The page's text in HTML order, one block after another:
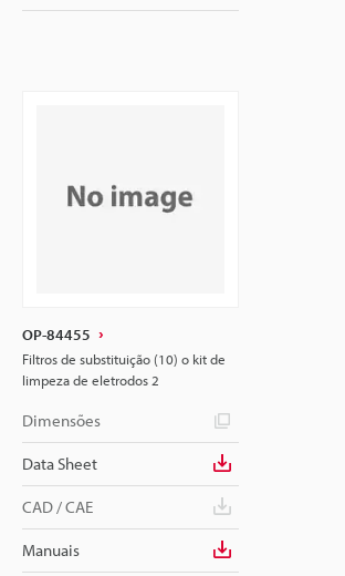
OP-84455
Filtros de substituição (10) o kit de
limpeza de eletrodos 2
Dimensões
Data Sheet
CAD / CAE
Manuais